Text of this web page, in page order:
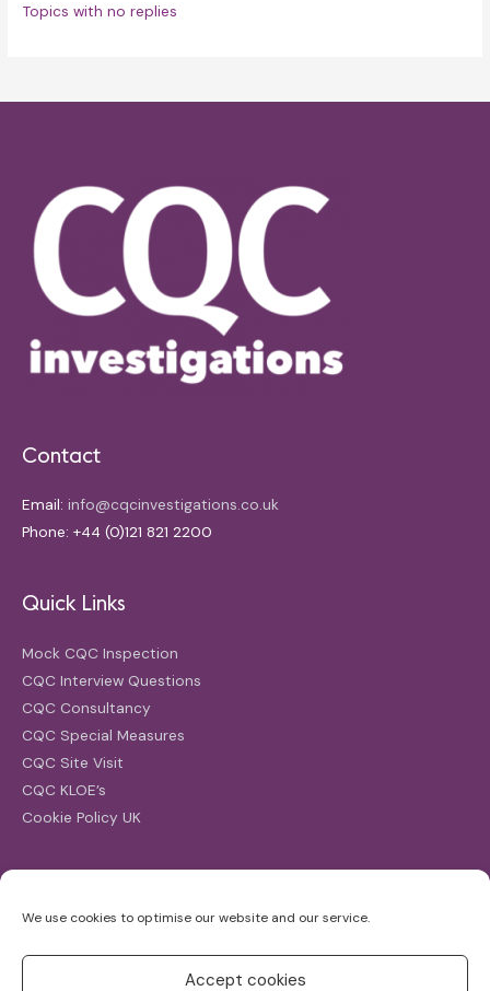
We use cookies to optimise our website and our service.
Accept cookies
Topics with no replies
Contact
Email: info@cqcinvestigations.co.uk
Phone: +44 (0)121 821 2200
Quick Links
Mock CQC Inspection
CQC Interview Questions
CQC Consultancy
CQC Special Measures
CQC Site Visit
CQC KLOE’s
Cookie Policy UK
for: